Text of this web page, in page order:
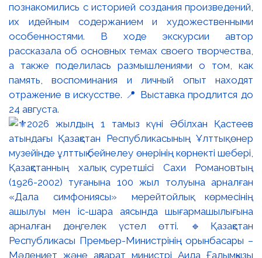
познакомились с историей создания произведений,
их идейным содержанием и художественными
особенностями. В ходе экскурсии автор
рассказала об основных темах своего творчества,
а также поделилась размышлениями о том, как
память, воспоминания и личный опыт находят
отражение в искусстве. 📍 Выставка продлится до
24 августа.